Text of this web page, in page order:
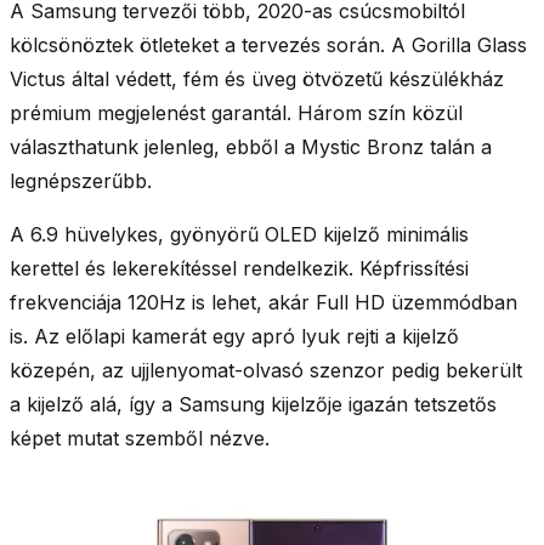
A Samsung tervezői több, 2020-as csúcsmobiltól
kölcsönöztek ötleteket a tervezés során. A Gorilla Glass
Victus által védett, fém és üveg ötvözetű készülékház
prémium megjelenést garantál. Három szín közül
választhatunk jelenleg, ebből a Mystic Bronz talán a
legnépszerűbb.
A 6.9 hüvelykes, gyönyörű OLED kijelző minimális
kerettel és lekerekítéssel rendelkezik. Képfrissítési
frekvenciája 120Hz is lehet, akár Full HD üzemmódban
is. Az előlapi kamerát egy apró lyuk rejti a kijelző
közepén, az ujjlenyomat-olvasó szenzor pedig bekerült
a kijelző alá, így a Samsung kijelzője igazán tetszetős
képet mutat szemből nézve.